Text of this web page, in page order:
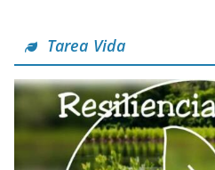
Tarea Vida